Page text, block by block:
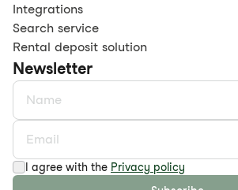
Integrations
Search service
Rental deposit solution
Newsletter
I agree with the Privacy policy